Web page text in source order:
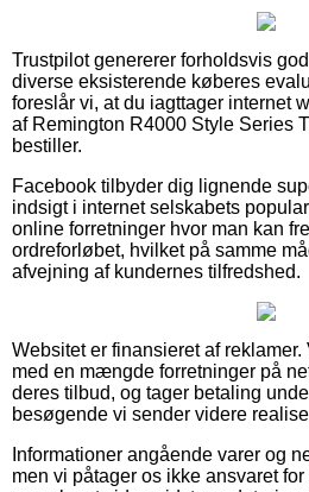
Trustpilot genererer forholdsvis
diverse eksisterende køberes
foreslår vi, at du iagttager internet
af Remington R4000 Style Series
bestiller.
Facebook tilbyder dig lignende
indsigt i internet selskabets
online forretninger hvor man kan
ordreforløbet, hvilket på samme
afvejning af kundernes tilfredshed.
Websitet er finansieret af
med en mængde forretninger på
deres tilbud, og tager betaling
besøgende vi sender videre
Informationer angående varer og
men vi påtager os ikke ansvaret